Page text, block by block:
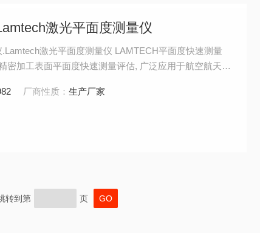
激光平面度测量仪
面度测量仪 LAMTECH平面度快速测量
密加工表面平面度快速测量评估, 广泛应用于航空航天，
厂商性质：生产厂家
转到第 页